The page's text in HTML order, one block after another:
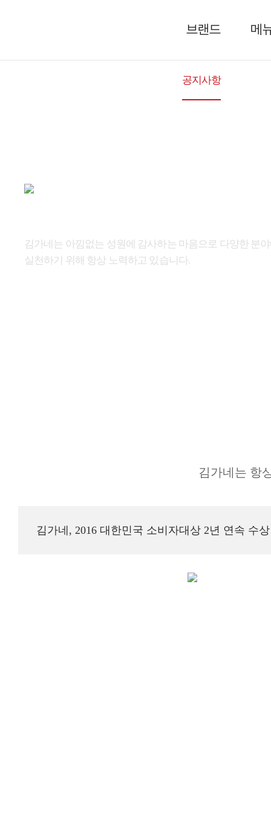
김가네는 아낌없는 성원에 감사하는 마음으로 다양한 분
실천하기 위해 항상 노력하고 있습니다.
브랜드 메
공지사항
김가네는 항
김가네, 2016 대한민국 소비자대상 2년 연속 수